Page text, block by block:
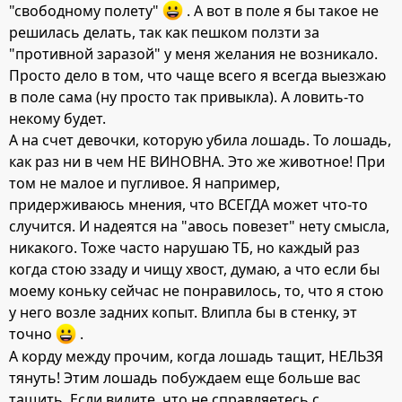
"свободному полету"
. А вот в поле я бы такое не
решилась делать, так как пешком ползти за
"противной заразой" у меня желания не возникало.
Просто дело в том, что чаще всего я всегда выезжаю
в поле сама (ну просто так привыкла). А ловить-то
некому будет.
А на счет девочки, которую убила лошадь. То лошадь,
как раз ни в чем НЕ ВИНОВНА. Это же животное! При
том не малое и пугливое. Я например,
придерживаюсь мнения, что ВСЕГДА может что-то
случится. И надеятся на "авось повезет" нету смысла,
никакого. Тоже часто нарушаю ТБ, но каждый раз
когда стою ззаду и чищу хвост, думаю, а что если бы
моему коньку сейчас не понравилось, то, что я стою
у него возле задних копыт. Влипла бы в стенку, эт
точно
.
А корду между прочим, когда лошадь тащит, НЕЛЬЗЯ
тянуть! Этим лошадь побуждаем еще больше вас